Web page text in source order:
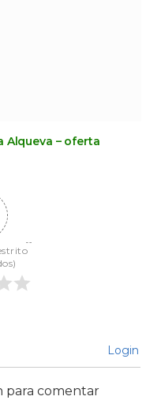
Alqueva – oferta
Login
para comentar